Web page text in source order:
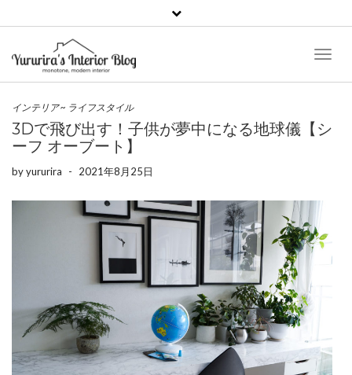
インテリア~ ライフスタイル
3Dで飛び出す！子供が夢中になる地球儀【シ
ーフ オーブート】
byyururira - 2021年8月25日